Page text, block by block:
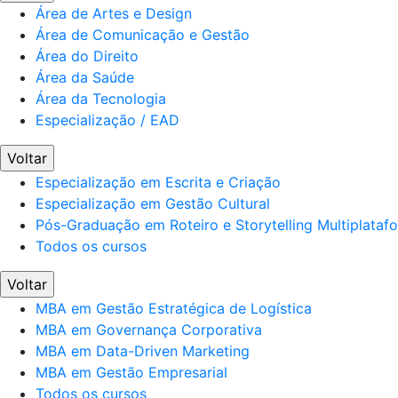
Área de Artes e Design
Área de Comunicação e Gestão
Área do Direito
Área da Saúde
Área da Tecnologia
Especialização / EAD
Voltar
Especialização em Escrita e Criação
Especialização em Gestão Cultural
Pós-Graduação em Roteiro e Storytelling
Todos os cursos
Voltar
MBA em Gestão Estratégica de Logística
MBA em Governança Corporativa
MBA em Data-Driven Marketing
MBA em Gestão Empresarial
Todos os cursos